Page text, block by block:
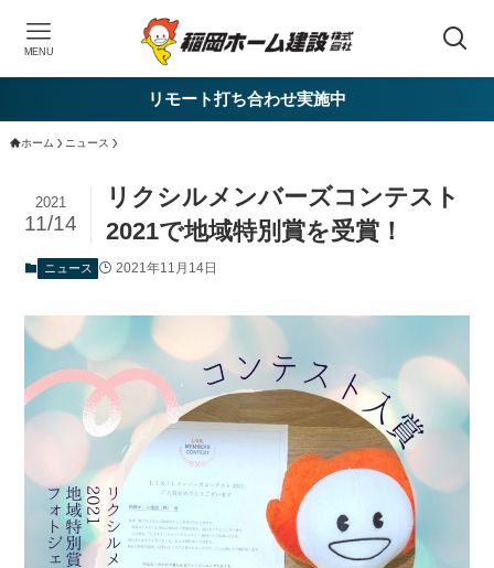
MENU
リモート打ち合わせ実施中
ホーム ニュース
リクシルメンバーズコンテスト
2021で地域特別賞を受賞！
2021
11/14
ニュース 2021年11月14日